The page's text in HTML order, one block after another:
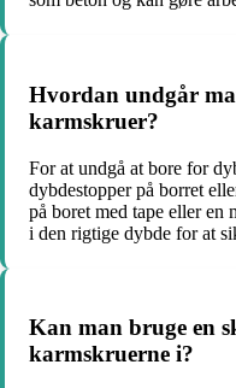
Hvordan undgår
karmskruer?
For at undgå at bore for
dybdestopper på borret
på boret med tape eller en
i den rigtige dybde for at
Kan man bruge en
karmskruerne i?